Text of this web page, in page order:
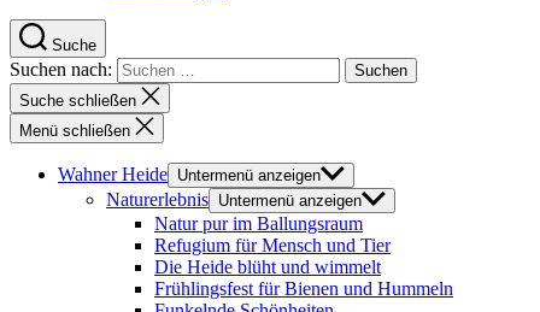
Suche
Suchen nach:
Suche schließen
Menü schließen
Wahner Heide Untermenü anzeigen
Naturerlebnis Untermenü anzeigen
Natur pur im Ballungsraum
Refugium für Mensch und Tier
Die Heide blüht und wimmelt
Frühlingsfest für Bienen und Hummeln